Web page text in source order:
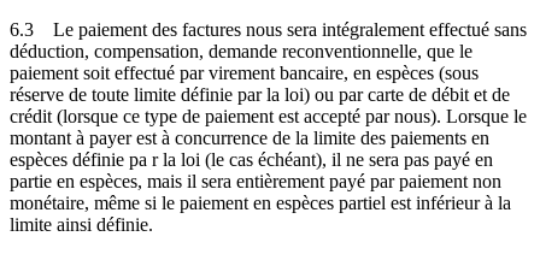
6.3
Le paiement des factures nous sera intégralement effectué sans
déduction, compensation, demande reconventionnelle, que le
paiement soit effectué par virement bancaire, en espèces (sous
réserve de toute limite définie par la loi) ou par carte de débit et de
crédit (lorsque ce type de paiement est accepté par nous). Lorsque le
montant à payer est à concurrence de la limite des paiements en
espèces définie pa r la loi (le cas échéant), il ne sera pas payé en
partie en espèces, mais il sera entièrement payé par paiement non
monétaire, même si le paiement en espèces partiel est inférieur à la
limite ainsi définie.